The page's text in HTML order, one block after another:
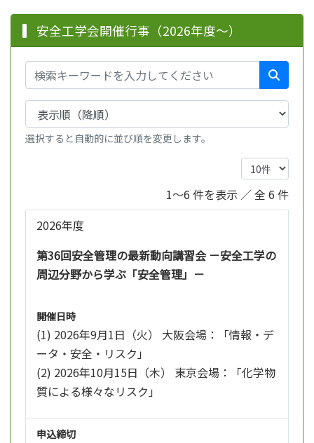
安全工学会開催行事（2026年度～）
選択すると自動的に並び順を変更します。
1～6 件を表示 ／ 全 6 件
2026年度
第36回安全管理の最新動向講習会 －安全工学の
周辺分野から学ぶ「安全管理」－
開催日時
(1) 2026年9月1日（火） 大阪会場：「情報・デ
ータ・安全・リスク」
(2) 2026年10月15日（木） 東京会場：「化学物
質による様々なリスク」
申込締切